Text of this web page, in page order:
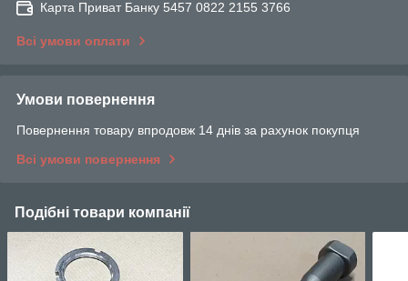
Карта Приват Банку 5457 0822 2155 3766
Всі умови оплати
Умови повернення
Повернення товару впродовж 14 днів за рахунок покупця
Всі умови повернення
Подібні товари компанії